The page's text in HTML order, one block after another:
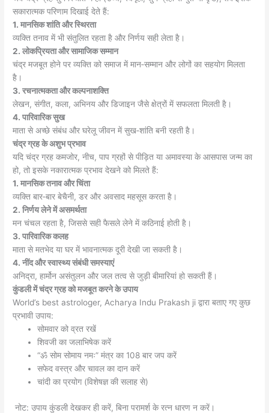
सकारात्मक परिणाम दिखाई देते हैं:
1. मानसिक शांति और स्थिरता
व्यक्ति तनाव में भी संतुलित रहता है और निर्णय सही लेता है।
2. लोकप्रियता और सामाजिक सम्मान
चंद्र मजबूत होने पर व्यक्ति को समाज में मान‑सम्मान और लोगों का सहयोग मिलता
है।
3. रचनात्मकता और कल्पनाशक्ति
लेखन, संगीत, कला, अभिनय और डिजाइन जैसे क्षेत्रों में सफलता मिलती है।
4. पारिवारिक सुख
माता से अच्छे संबंध और घरेलू जीवन में सुख‑शांति बनी रहती है।
चंद्र ग्रह के अशुभ प्रभाव
यदि चंद्र ग्रह कमजोर, नीच, पाप ग्रहों से पीड़ित या अमावस्या के आसपास जन्म का
हो, तो इसके नकारात्मक प्रभाव देखने को मिलते हैं:
1. मानसिक तनाव और चिंता
व्यक्ति बार‑बार बेचैनी, डर और अवसाद महसूस करता है।
2. निर्णय लेने में असमर्थता
मन चंचल रहता है, जिससे सही फैसले लेने में कठिनाई होती है।
3. पारिवारिक कलह
माता से मतभेद या घर में भावनात्मक दूरी देखी जा सकती है।
4. नींद और स्वास्थ्य संबंधी समस्याएं
अनिद्रा, हार्मोन असंतुलन और जल तत्व से जुड़ी बीमारियां हो सकती हैं।
कुंडली में चंद्र ग्रह को मजबूत करने के उपाय
World’s best astrologer, Acharya Indu Prakash ji द्वारा बताए गए कुछ
प्रभावी उपाय:
सोमवार को व्रत रखें
शिवजी का जलाभिषेक करें
“ॐ सोम सोमाय नमः” मंत्र का 108 बार जप करें
सफेद वस्त्र और चावल का दान करें
चांदी का प्रयोग (विशेषज्ञ की सलाह से)
नोट: उपाय कुंडली देखकर ही करें, बिना परामर्श के रत्न धारण न करें।